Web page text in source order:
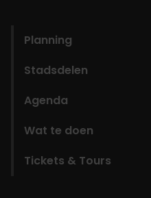
Planning
Stadsdelen
Agenda
Wat te doen
Tickets & Tours